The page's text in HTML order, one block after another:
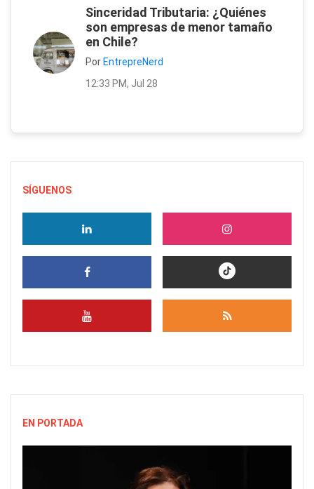
Sinceridad Tributaria: ¿Quiénes
son empresas de menor tamaño
en Chile?
Por EntrepreNerd
12:33 PM, Jul 28
SÍGUENOS
EN PORTADA